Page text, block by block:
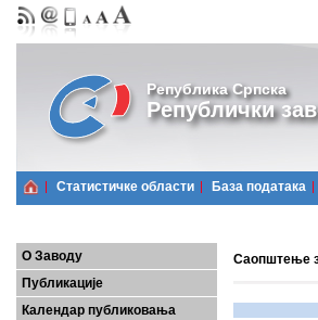
Република Српска
Републички
Статистичке области Базa података
О Заводу
Публикације
Календар публиковања
Саопштење